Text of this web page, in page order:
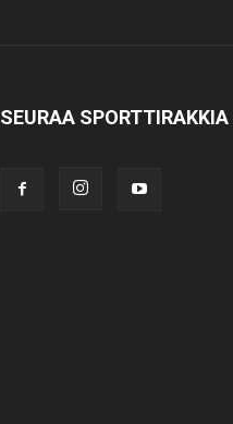
SEURAA SPORTTIRAKKIA